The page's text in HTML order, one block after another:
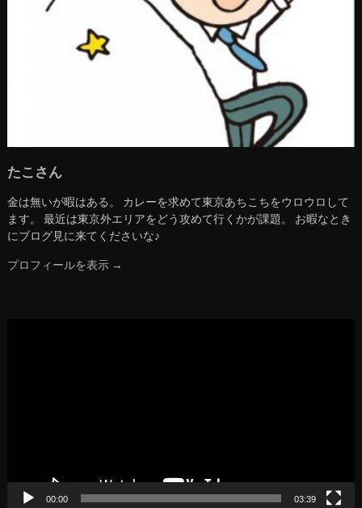
たこさん
金は無いが暇はある。 カレーを求めて東京あちこちをウロウロして
ます。 最近は東京外エリアをどう攻めて行くかが課題。 お暇なとき
にブログ見に来てくださいな♪
プロフィールを表示 →
00:00 03:39